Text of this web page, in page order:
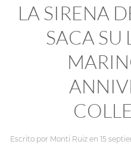
LA SIRENA
SACA SU
Escrito por Monti Ruizen 15